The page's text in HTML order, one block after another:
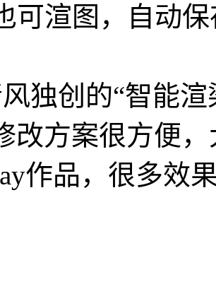
可渲图，自动
独创的“智能
改方案很方便
作品，很多效